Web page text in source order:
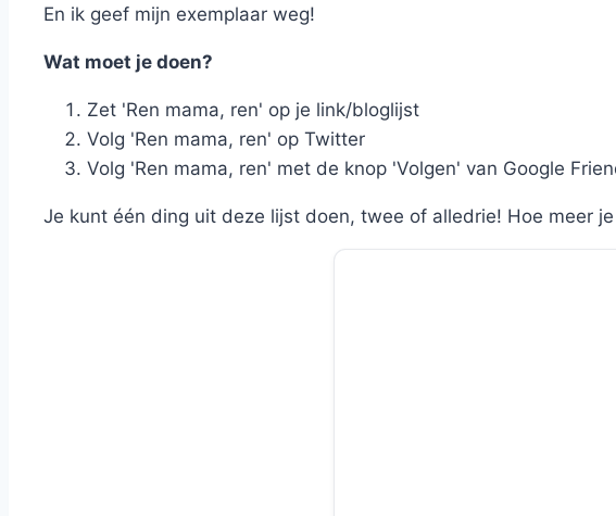
En ik geef mijn exemplaar weg!
Wat moet je doen?
Zet 'Ren mama, ren' op je link/bloglijst
Volg 'Ren mama, ren' op Twitter
Volg 'Ren mama, ren' met de knop 'Volgen' van Google
Je kunt één ding uit deze lijst doen, twee of alledrie! Hoe meer